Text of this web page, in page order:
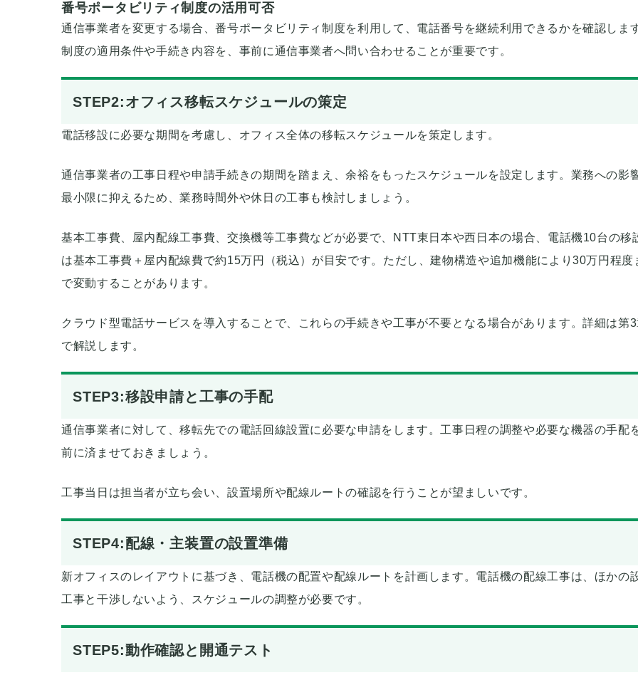
番号ポータビリティ制度の活用可否
通信事業者を変更する場合、番号ポータビリティ制度を利用して、電話番号を継続利用できるかを確認します
制度の適用条件や手続き内容を、事前に通信事業者へ問い合わせることが重要です。
STEP2:オフィス移転スケジュールの策定
電話移設に必要な期間を考慮し、オフィス全体の移転スケジュールを策定します。
通信事業者の工事日程や申請手続きの期間を踏まえ、余裕をもったスケジュールを設定します。業務への影
最小限に抑えるため、業務時間外や休日の工事も検討しましょう。
基本工事費、屋内配線工事費、交換機等工事費などが必要で、NTT東日本や西日本の場合、電話機10台の移
は基本工事費＋屋内配線費で約15万円（税込）が目安です。ただし、建物構造や追加機能により30万円程度
で変動することがあります。
クラウド型電話サービスを導入することで、これらの手続きや工事が不要となる場合があります。詳細は第
で解説します。
STEP3:移設申請と工事の手配
通信事業者に対して、移転先での電話回線設置に必要な申請をします。工事日程の調整や必要な機器の手配
前に済ませておきましょう。
工事当日は担当者が立ち会い、設置場所や配線ルートの確認を行うことが望ましいです。
STEP4:配線・主装置の設置準備
新オフィスのレイアウトに基づき、電話機の配置や配線ルートを計画します。電話機の配線工事は、ほかの
工事と干渉しないよう、スケジュールの調整が必要です。
STEP5:動作確認と開通テスト